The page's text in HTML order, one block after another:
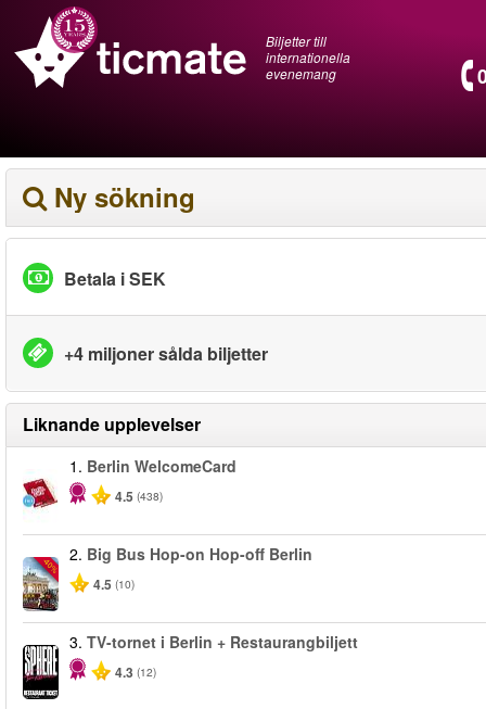
Biljetter till
internationella
evenemang
Ny sökning
Betala i SEK
+4 miljoner sålda biljetter
Liknande upplevelser
1. Berlin WelcomeCard
4.5 (438)
-40%
2. Big Bus Hop-on Hop-off Berlin
4.5 (10)
3. TV-tornet i Berlin + Restaurangbiljett
4.3 (12)